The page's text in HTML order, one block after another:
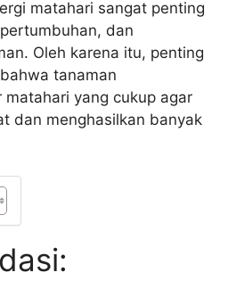
matahari sangat penting
dan
Oleh karena itu, penting
tanaman
yang cukup agar
dan menghasilkan banyak